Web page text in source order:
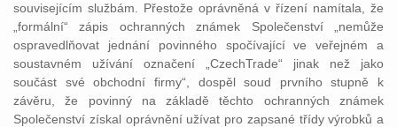
souvisejícím službám. Přestože oprávněná v řízení namítala, že
„formální“ zápis ochranných známek Společenství „nemůže
ospravedlňovat jednání povinného spočívající ve veřejném a
soustavném užívání označení „CzechTrade“ jinak než jako
součást své obchodní firmy“, dospěl soud prvního stupně k
závěru, že povinný na základě těchto ochranných známek
Společenství získal oprávnění užívat pro zapsané třídy výrobků a